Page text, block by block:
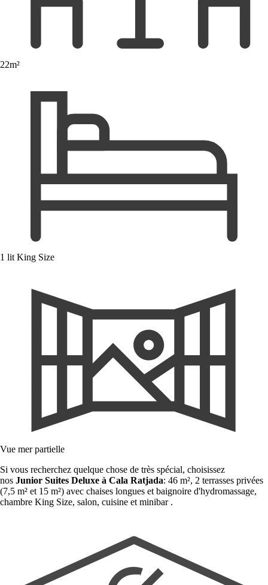
22m²
1 lit King Size
Vue mer partielle
Si vous recherchez quelque chose de très spécial, choisissez
nos Junior Suites Deluxe à Cala Ratjada: 46 m², 2 terrasses privées
(7,5 m² et 15 m²) avec chaises longues et baignoire d'hydromassage,
chambre King Size, salon, cuisine et minibar .